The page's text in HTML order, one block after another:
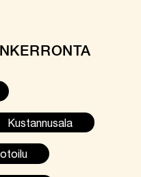
Kustannusala